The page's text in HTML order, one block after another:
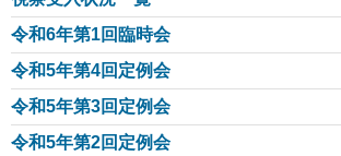
令和6年第1回臨時会
令和5年第4回定例会
令和5年第3回定例会
令和5年第2回定例会